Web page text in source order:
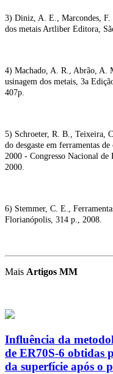
3) Diniz, A. E., Marcondes,
dos metais Artliber Editora,
4) Machado, A. R., Abrão, A.
usinagem dos metais, 3a
407p.
5) Schroeter, R. B., Teixeira,
do desgaste em ferramentas
2000 - Congresso Nacional
2000.
6) Stemmer, C. E.,
Florianópolis, 314 p., 2008.
Mais Artigos MM
Influência da
de ER70S-6
da superfície após o